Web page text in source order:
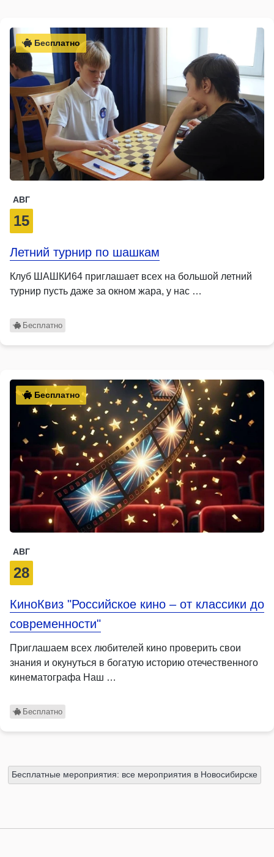
Бесплатно
АВГ
15
Летний турнир по шашкам
Клуб ШАШКИ64 приглашает всех на большой летний
турнир пусть даже за окном жара, у нас …
Бесплатно
Бесплатно
АВГ
28
КиноКвиз "Российское кино – от классики до
современности"
Приглашаем всех любителей кино проверить свои
знания и окунуться в богатую историю отечественного
кинематографа Наш …
Бесплатно
Бесплатные мероприятия: все мероприятия в Новосибирске